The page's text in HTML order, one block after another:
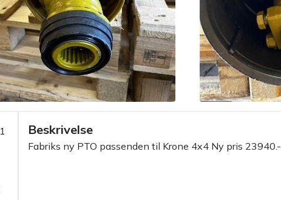
1 Beskrivelse
Fabriks ny PTO passenden til Krone 4x4 Ny pris 23940.-